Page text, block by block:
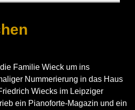
Familie Wieck um ins
Nummerierung in das Haus
Wiecks im Leipziger
ein Pianoforte-Magazin und ein